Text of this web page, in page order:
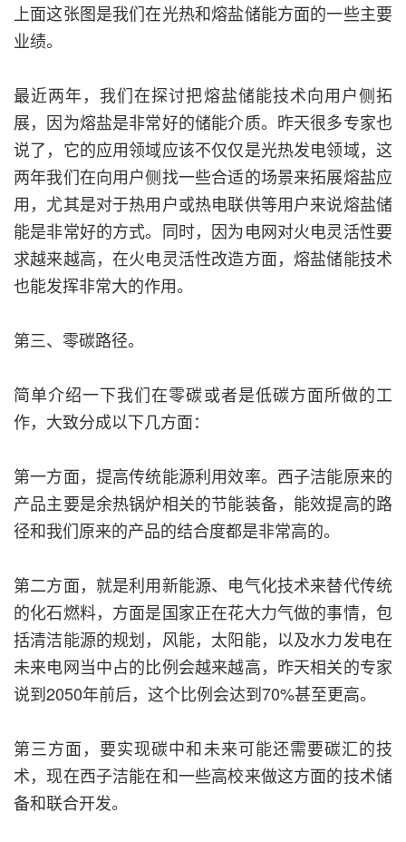
上面这张图是我们在光热和熔盐储能方面的一些主要
业绩。
最近两年，我们在探讨把熔盐储能技术向用户侧拓
展，因为熔盐是非常好的储能介质。昨天很多专家也
说了，它的应用领域应该不仅仅是光热发电领域，这
两年我们在向用户侧找一些合适的场景来拓展熔盐应
用，尤其是对于热用户或热电联供等用户来说熔盐储
能是非常好的方式。同时，因为电网对火电灵活性要
求越来越高，在火电灵活性改造方面，熔盐储能技术
也能发挥非常大的作用。
第三、零碳路径。
简单介绍一下我们在零碳或者是低碳方面所做的工
作，大致分成以下几方面：
第一方面，提高传统能源利用效率。西子洁能原来的
产品主要是余热锅炉相关的节能装备，能效提高的路
径和我们原来的产品的结合度都是非常高的。
第二方面，就是利用新能源、电气化技术来替代传统
的化石燃料，方面是国家正在花大力气做的事情，包
括清洁能源的规划，风能，太阳能，以及水力发电在
未来电网当中占的比例会越来越高，昨天相关的专家
说到2050年前后，这个比例会达到70%甚至更高。
第三方面，要实现碳中和未来可能还需要碳汇的技
术，现在西子洁能在和一些高校来做这方面的技术储
备和联合开发。